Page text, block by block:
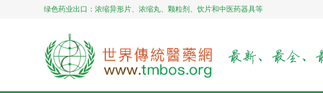
绿色药业出口：浓缩异形片、浓缩丸、颗粒剂、饮片和中医药器具等